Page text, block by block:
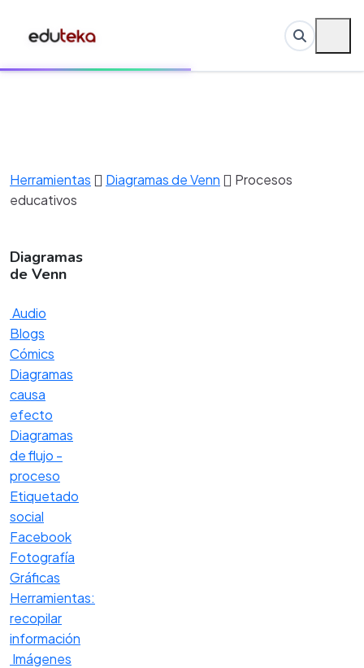
Herramientas Diagramas de Venn
Procesos
educativos
Diagramas
de Venn
Audio
Blogs
Cómics
Diagramas
causa
efecto
Diagramas
de flujo -
proceso
Etiquetado
social
Facebook
Fotografía
Gráficas
Herramientas:
recopilar
información
Imágenes